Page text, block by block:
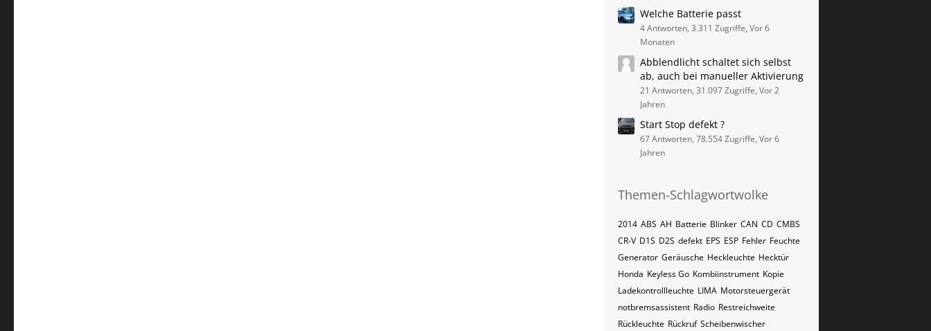
Welche Batterie passt
4 Antworten, 3.311 Zugriffe, Vor 6
Monaten
Abblendlicht schaltet sich selbst
ab, auch bei manueller Aktivierung
21 Antworten, 31.097 Zugriffe, Vor 2
Jahren
Start Stop defekt ?
67 Antworten, 78.554 Zugriffe, Vor 6
Jahren
Themen-Schlagwortwolke
2014 ABS AH Batterie Blinker CAN CD CMBS
CR-V D1S D2S defekt EPS ESP Fehler Feuchte
Generator Geräusche Heckleuchte Hecktür
Honda Keyless Go Kombiinstrument Kopie
Ladekontrollleuchte LIMA Motorsteuergerät
notbremsassistent Radio Restreichweite
Rückleuchte Rückruf Scheibenwischer